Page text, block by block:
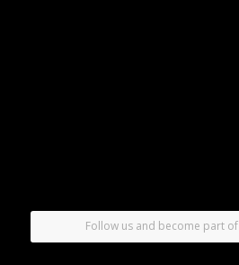
Follow us and become part